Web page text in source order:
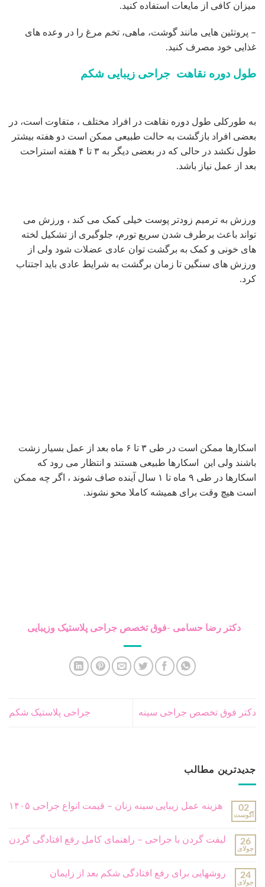
میزان کافی از مایعات استفاده کنید.
– پروتئین هایی مانند گوشت، ماهی، تخم مرغ را در وعده های
غذایی خود مصرف کنید.
طول دوره نقاهت جراحی زیبایی شکم
به طورکلی طول دوره نقاهت در افراد مختلف ، متفاوت است، در
بعضی افراد بازگشت به حالت طبیعی ممکن است دو هفته بیشتر
طول نکشد در حالی که در بعضی دیگر به ۳ تا ۴ هفته استراحت
بعد از عمل نیاز باشد.
ورزش به ترمیم زودتر پوست خیلی کمک می کند ، ورزش می
تواند باعث برطرف شدن سریع تورم، جلوگیری از تشکیل لخته
های خونی و کمک به برگشت توان عادی عضلات شود ولی از
ورزش های سنگین تا زمان برگشت به شرایط عادی باید اجتناب
کرد.
اسکارها ممکن است در طی ۳ تا ۶ ماه بعد از عمل بسیار زشت
باشند ولی این اسکارها طبیعی هستند و انتظار می رود که
اسکارها در طی ۹ ماه تا ۱ سال آینده صاف شوند ، اگر چه ممکن
است هیچ وقت برای همیشه کاملا محو نشوند.
دکتر رضا حسامی -فوق تخصص جراحی پلاستیک وزیبایی
دکتر فوق تخصص جراحی سینه جراحی پلاستیک شکم
جدیدترین مطالب
02
آگوست
هزینه عمل زیبایی سینه زنان – قیمت انواع جراحی ۱۴۰۵
26
جولای
لیفت گردن با جراحی – راهنمای کامل رفع افتادگی گردن
24
جولای
روشهایی برای رفع افتادگی شکم بعد از زایمان